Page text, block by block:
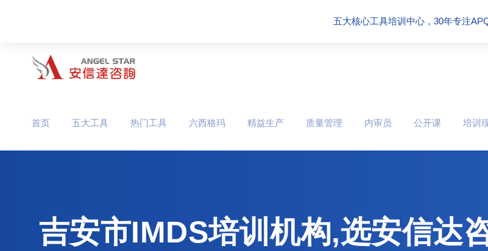
五大核心工具培训中心，30年专注
首页 五大工具 热门工具 六西格玛 精益生产 质量管理 内审员 公开课 培训
吉安市IMDS培训机构,选安信达